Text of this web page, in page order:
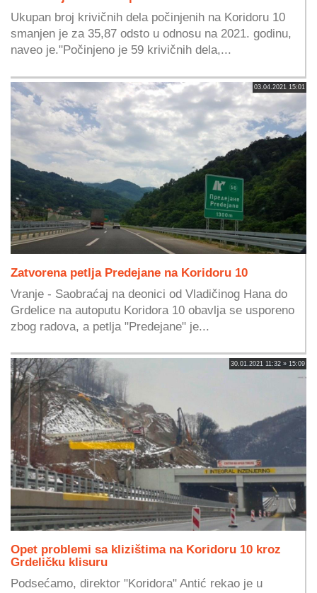
Ukupan broj krivičnih dela počinjenih na Koridoru 10
smanjen je za 35,87 odsto u odnosu na 2021. godinu,
naveo je."Počinjeno je 59 krivičnih dela,...
03.04.2021 15:01
Zatvorena petlja Predejane na Koridoru 10
Vranje - Saobraćaj na deonici od Vladičinog Hana do
Grdelice na autoputu Koridora 10 obavlja se usporeno
zbog radova, a petlja "Predejane" je...
30.01.2021 11:32 » 15:09
Opet problemi sa klizištima na Koridoru 10 kroz
Grdeličku klisuru
Podsećamo, direktor "Koridora" Antić rekao je u